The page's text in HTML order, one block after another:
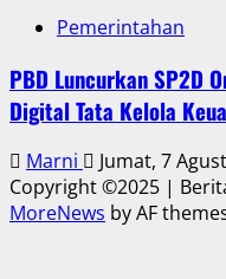
Pemerintahan
PBD Luncurkan SP2D
Digital Tata Kelola
Marni
Jumat, 7
Copyright ©2025 |
MoreNews by AF